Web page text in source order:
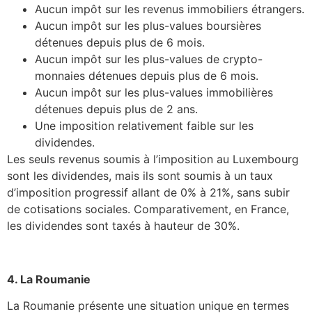
Aucun impôt sur les revenus immobiliers étrangers.
Aucun impôt sur les plus-values boursières
détenues depuis plus de 6 mois.
Aucun impôt sur les plus-values de crypto-
monnaies détenues depuis plus de 6 mois.
Aucun impôt sur les plus-values immobilières
détenues depuis plus de 2 ans.
Une imposition relativement faible sur les
dividendes.
Les seuls revenus soumis à l’imposition au Luxembourg
sont les dividendes, mais ils sont soumis à un taux
d’imposition progressif allant de 0% à 21%, sans subir
de cotisations sociales. Comparativement, en France,
les dividendes sont taxés à hauteur de 30%.
4. La Roumanie
La Roumanie présente une situation unique en termes